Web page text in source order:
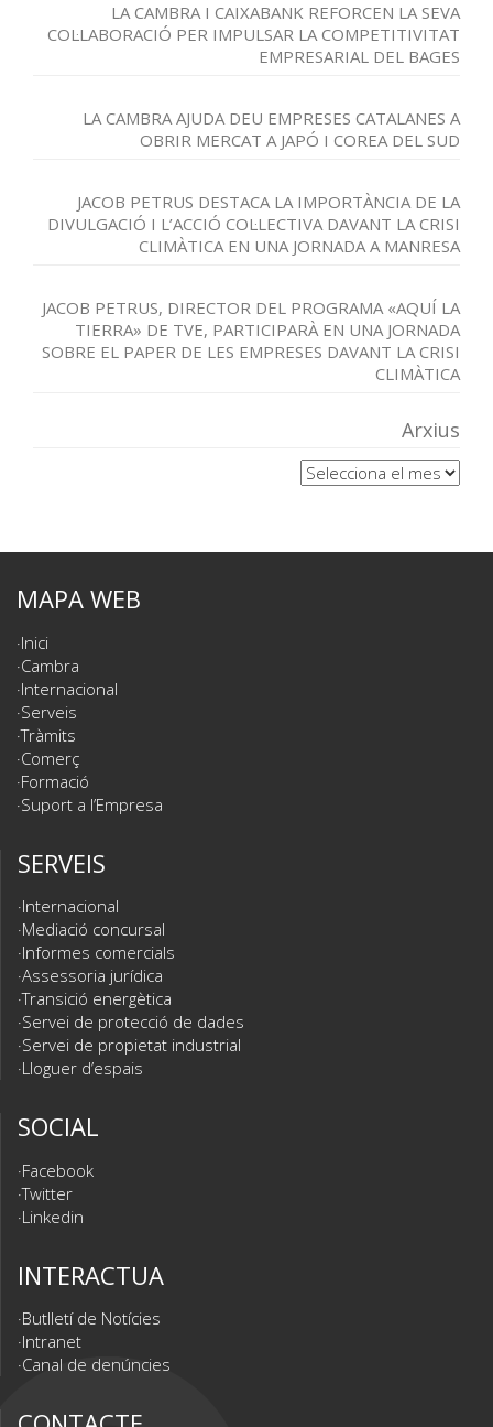
LA CAMBRA I CAIXABANK REFORCEN LA SEVA
COL·LABORACIÓ PER IMPULSAR LA COMPETITIVITAT
EMPRESARIAL DEL BAGES
LA CAMBRA AJUDA DEU EMPRESES CATALANES A
OBRIR MERCAT A JAPÓ I COREA DEL SUD
JACOB PETRUS DESTACA LA IMPORTÀNCIA DE LA
DIVULGACIÓ I L’ACCIÓ COL·LECTIVA DAVANT LA CRISI
CLIMÀTICA EN UNA JORNADA A MANRESA
JACOB PETRUS, DIRECTOR DEL PROGRAMA «AQUÍ LA
TIERRA» DE TVE, PARTICIPARÀ EN UNA JORNADA
SOBRE EL PAPER DE LES EMPRESES DAVANT LA CRISI
CLIMÀTICA
Arxius
Arxius
MAPA WEB
Inici
Cambra
Internacional
Serveis
Tràmits
Comerç
Formació
Suport a l’Empresa
SERVEIS
Internacional
Mediació concursal
Informes comercials
Assessoria jurídica
Transició energètica
Servei de protecció de dades
Servei de propietat industrial
Lloguer d’espais
SOCIAL
Facebook
Twitter
Linkedin
INTERACTUA
Butlletí de Notícies
Intranet
Canal de denúncies